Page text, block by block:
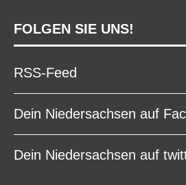
FOLGEN SIE UNS!
RSS-Feed
Dein Niedersachsen auf
Dein Niedersachsen auf